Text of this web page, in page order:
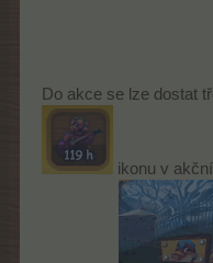
Do akce se lze dostat
ikonu v